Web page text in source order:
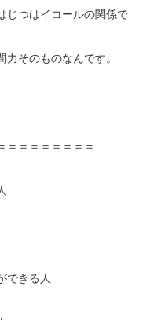
じつはイコールの関係で
そのものなんです。
＝＝＝＝＝＝＝＝
できる人